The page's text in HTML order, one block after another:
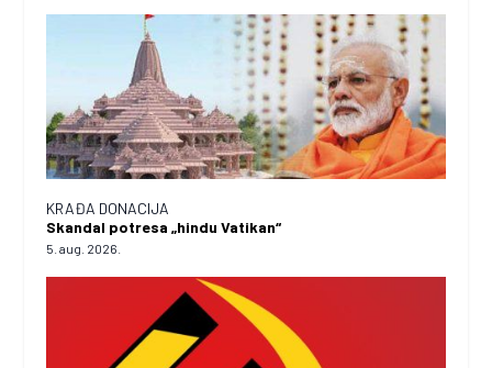
KRAĐA DONACIJA
Skandal potresa „hindu Vatikan“
5. aug. 2026.